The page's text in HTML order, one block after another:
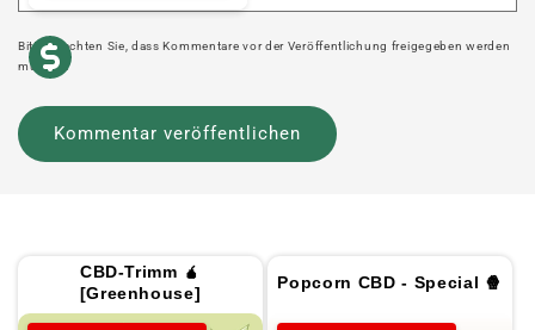
Bitte beachten Sie, dass Kommentare vor der Veröffentlichung freigegeben werden
müssen.
CBD-Trimm 🧉
[Greenhouse]
Popcorn CBD - Special 🍿